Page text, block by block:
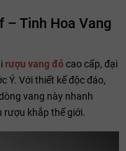
– Tinh Hoa Vang
rượu vang đỏcao cấp, đại
Ý. Với thiết kế độc đáo,
vang này nhanh
rượu khắp thế giới.